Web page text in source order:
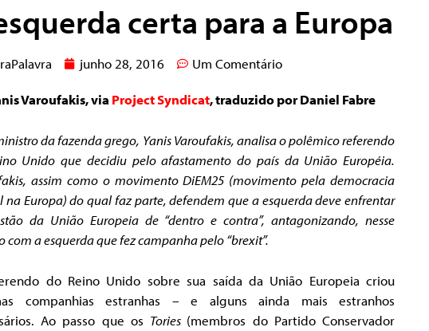
certa para a Europa
junho 28, 2016 Um Comentário
Varoufakis, via Project Syndicat, traduzido por Daniel Fabre
da fazenda grego, Yanis Varoufakis, analisa o polêmico referendo
Unido que decidiu pelo afastamento do país da União Européia.
assim como o movimento DiEM25 (movimento pela democracia
na Europa) do qual faz parte, defendem que a esquerda deve enfrentar
da União Europeia de “dentro e contra”, antagonizando, nesse
com a esquerda que fez campanha pelo “brexit”.
do Reino Unido sobre sua saída da União Europeia criou
companhias estranhas – e alguns ainda mais estranhos
Ao passo que os Tories (membros do Partido Conservador